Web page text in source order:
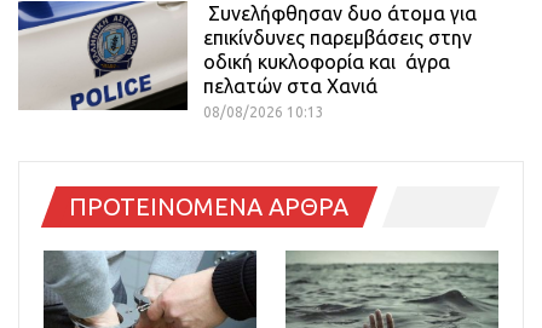
Συνελήφθησαν δυο άτομα για
επικίνδυνες παρεμβάσεις στην
οδική κυκλοφορία και άγρα
πελατών στα Χανιά
08/08/2026 10:13
ΠΡΟΤΕΙΝΟΜΕΝΑ ΑΡΘΡΑ